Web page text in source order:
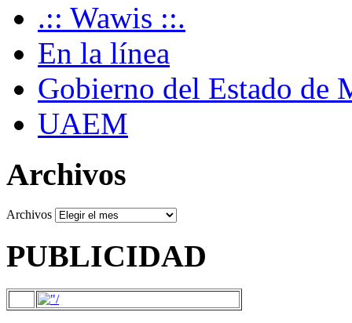
.:: Wawis ::.
En la línea
Gobierno del Estado de
UAEM
Archivos
Archivos
PUBLICIDAD